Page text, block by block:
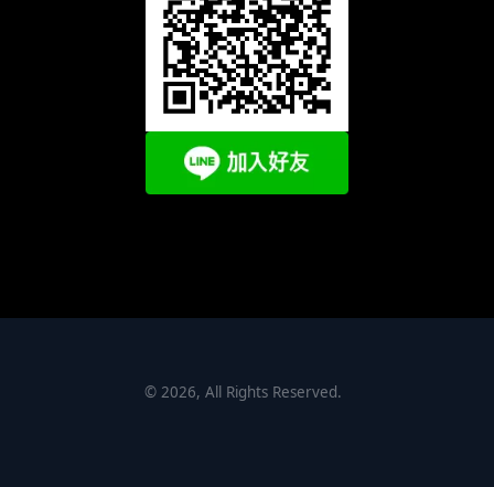
© 2026, All Rights Reserved.